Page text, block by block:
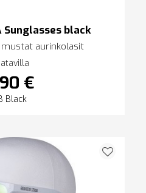
Sunglasses black
mustat aurinkolasit
€
Black